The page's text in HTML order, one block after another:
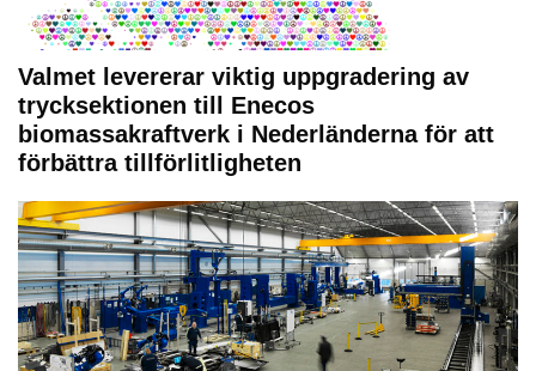
Valmet levererar viktig uppgradering av
trycksektionen till Enecos
biomassakraftverk i Nederländerna för att
förbättra tillförlitligheten